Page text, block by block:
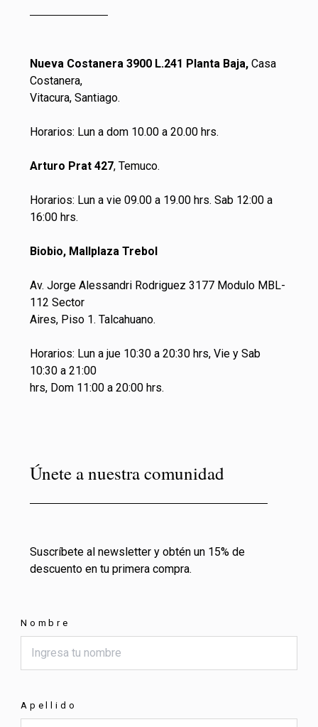
Nueva Costanera 3900 L.241 Planta Baja, Casa
Costanera,
Vitacura, Santiago.
Horarios: Lun a dom 10.00 a 20.00 hrs.
Arturo Prat 427, Temuco.
Horarios: Lun a vie 09.00 a 19.00 hrs. Sab 12:00 a
16:00 hrs.
Biobio, Mallplaza Trebol
Av. Jorge Alessandri Rodriguez 3177 Modulo MBL-
112 Sector
Aires, Piso 1. Talcahuano.
Horarios: Lun a jue 10:30 a 20:30 hrs, Vie y Sab
10:30 a 21:00
hrs, Dom 11:00 a 20:00 hrs.
Únete a nuestra comunidad
Suscríbete al newsletter y obtén un 15% de
descuento en tu primera compra.
Nombre
Apellido